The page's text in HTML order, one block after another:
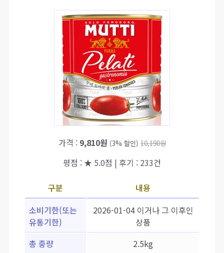
가격 : 9,810원 (3% 할인) 10,190원
평점 : ★ 5.0점 | 후기 : 233건
구분
내용
소비기한(또는
유통기한)
2026-01-04 이거나 그 이후인
상품
총 중량
2.5kg